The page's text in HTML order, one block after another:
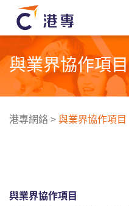
與業界協作項目
港專網絡>與業界協作項目
與業界協作項目